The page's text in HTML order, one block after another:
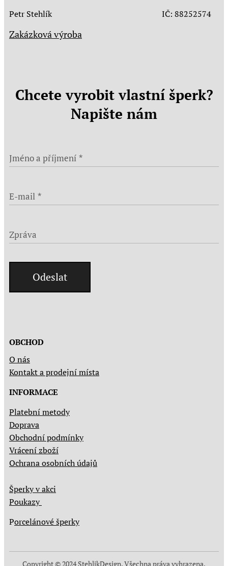
Petr Stehlík IČ: 88252574
Zakázková výroba
Chcete vyrobit vlastní šperk?
Napište nám
Jméno a příjmení
E-mail
Zpráva
Odeslat
OBCHOD
O nás
Kontakt a prodejní místa
INFORMACE
Platební metody
Doprava
Obchodní podmínky
Vrácení zboží
Ochrana osobních údajů
Šperky v akci
Poukazy
Porcelánové šperky
Copyright © 2024 StehlikDesign. Všechna práva vyhrazena.